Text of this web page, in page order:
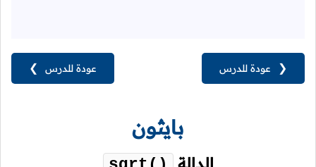
عودة للدرس ❯ ❮ عودة للدرس
بايثون